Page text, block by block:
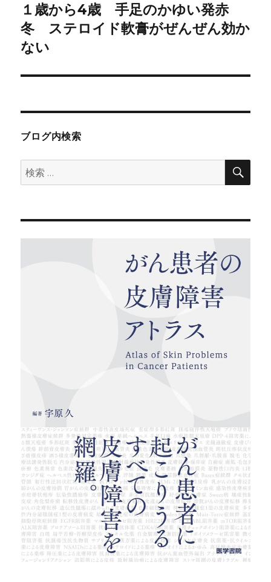
ー
シ
次
の
投
１歳から4歳 手足のかゆい発赤
冬 ステロイド軟膏がぜんぜん効か
ない
ブログ内検索
検
索:
検